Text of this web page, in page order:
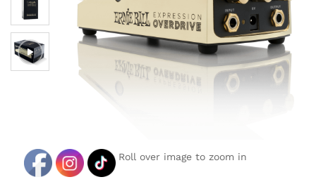
Roll over image to zoom in